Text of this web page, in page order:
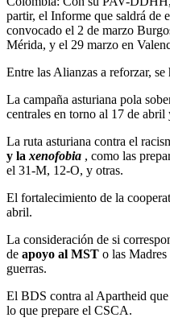
partir, el Informe que saldrá de
convocado el 2 de marzo
Mérida, y el 29 marzo en
Entre las Alianzas a reforzar, se
La campaña asturiana pola
centrales en torno al 17 de abril
La ruta asturiana contra el
y la xenofobia , como las
el 31-M, 12-O, y otras.
El fortalecimiento de la
abril.
La consideración de si
de apoyo al MST o las
guerras.
El BDS contra al Apartheid
lo que prepare el CSCA.